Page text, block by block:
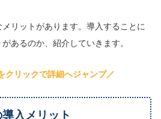
リットがあります。導入することに
あるのか、紹介していきます。
クリックで詳細へジャンプ／
入メリット